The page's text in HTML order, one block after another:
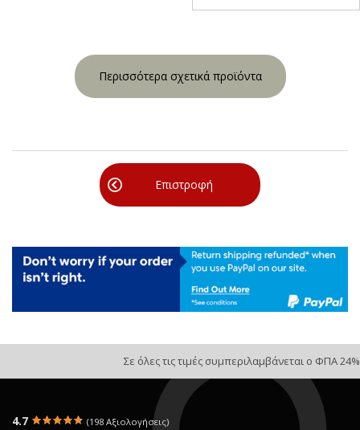
Περισσότερα σχετικά προϊόντα
Επιστροφή
Σε όλες τις τιμές συμπεριλαμβάνεται ο ΦΠΑ 24%
4.7 (198 Αξιολογήσεις)